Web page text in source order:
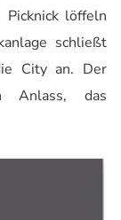
löffeln
schließt
City an. Der
Anlass, das